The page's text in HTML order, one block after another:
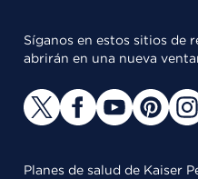
Síganos en estos sitios de
abrirán en una nueva
Planes de salud de Kaiser